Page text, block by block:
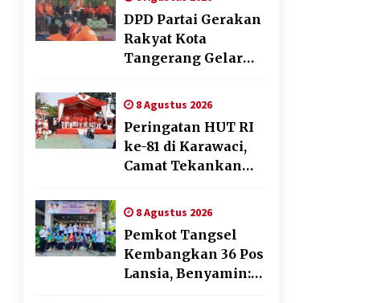
DPD Partai Gerakan
Rakyat Kota
Tangerang Gelar
Jelang Pemilu 2029
8 Agustus 2026
Peringatan HUT RI
ke-81 di Karawaci,
Camat Tekankan
Pelayanan dan
Kebersamaan
8 Agustus 2026
Pemkot Tangsel
Kembangkan 36 Pos
Lansia, Benyamin: